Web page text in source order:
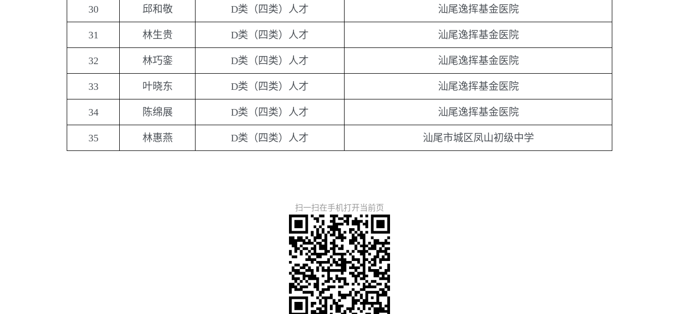
30 邱和敬 D类（四类）人才 汕尾逸挥基金医院
31 林生贵 D类（四类）人才 汕尾逸挥基金医院
32 林巧銮 D类（四类）人才 汕尾逸挥基金医院
33 叶晓东 D类（四类）人才 汕尾逸挥基金医院
34 陈绵展 D类（四类）人才 汕尾逸挥基金医院
35 林惠燕 D类（四类）人才 汕尾市城区凤山初级中学
扫一扫在手机打开当前页